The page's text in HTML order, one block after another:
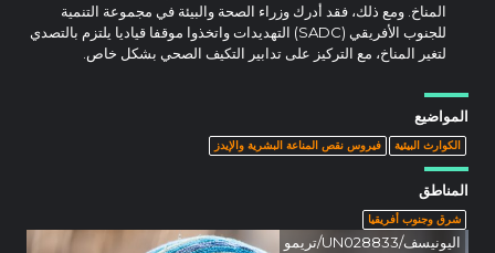
المناخ. ومع ذلك، فقد أدرك وزراء الصحة والبيئة في مجموعة التنمية
للجنوب الأفريقي (SADC) التهديدات واتخذوا موقفا قياديا يلتزم بالتصدي
لتغير المناخ، مع التركيز على تدابير التكيف الصحي بشكل خاص.
المواضيع
الكوارث البيئية فيروس نقص المناعة البشرية والإيدز
المناطق
شرق وجنوب أفريقيا
اليونيسف/UN028833/تريمو